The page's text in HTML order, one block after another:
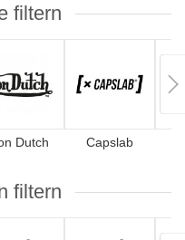
filtern
Dutch Capslab
filtern